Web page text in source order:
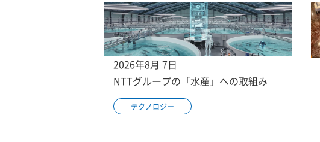
2026年8月 7日
NTTグループの「水産」への取組み
テクノロジー